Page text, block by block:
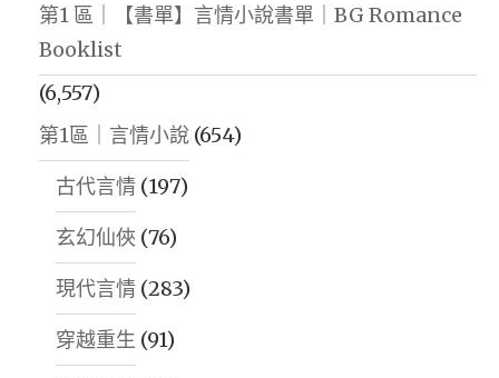
第1 區｜【書單】言情小說書單｜BG Romance
Booklist
(6,557)
第1區｜言情小說 (654)
古代言情 (197)
玄幻仙俠 (76)
現代言情 (283)
穿越重生 (91)